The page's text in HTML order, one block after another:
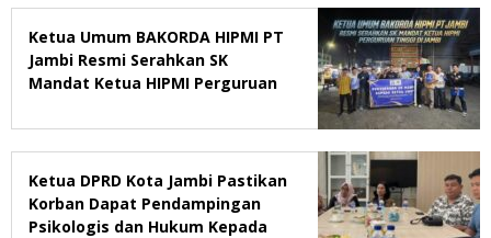
Ketua Umum BAKORDA HIPMI PT
Jambi Resmi Serahkan SK
Mandat Ketua HIPMI Perguruan
Ketua DPRD Kota Jambi Pastikan
Korban Dapat Pendampingan
Psikologis dan Hukum Kepada